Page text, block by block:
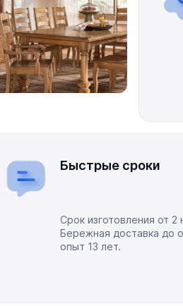
Быстрые сроки
Срок изготовления от 2
Бережная доставка до
опыт 13 лет.